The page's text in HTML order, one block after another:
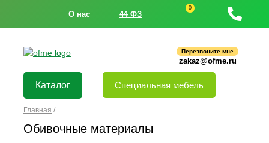
О нас 44 ФЗ
0
Перезвоните мне
zakaz@ofme.ru
Каталог Специальная мебель
Главная /
Обивочные материалы